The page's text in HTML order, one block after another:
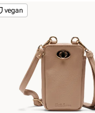
vegan